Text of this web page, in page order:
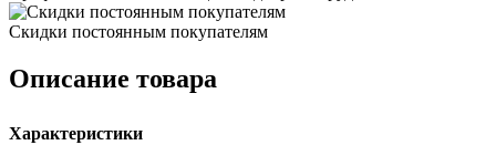
Скидки постоянным покупателям
Описание товара
Характеристики